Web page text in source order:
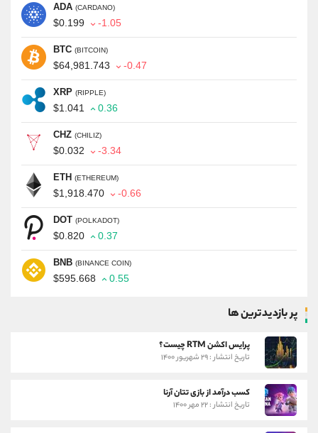
ADA (CARDANO)
$0.199 -1.05
BTC (BITCOIN)
$64,981.743 -0.47
XRP (RIPPLE)
$1.041 0.36
CHZ (CHILIZ)
$0.032 -3.34
ETH (ETHEREUM)
$1,918.470 -0.66
DOT (POLKADOT)
$0.820 0.37
BNB (BINANCE COIN)
$595.668 0.55
پر بازدیدترین ها
پرایس اکشن RTM چیست؟
تاریخ انتشار : ۲۹ شهریور ۱۴۰۰
کسب درآمد از بازی تتان آرنا
تاریخ انتشار : ۲۲ مهر ۱۴۰۰